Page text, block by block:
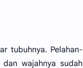
tubuhnya. Pelahan-
wajahnya sudah